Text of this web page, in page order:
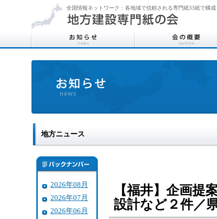
全国情報ネットワーク：各地域で信頼される専門紙33紙で構成
地方ニュース
2026年08月
2026年07月
2026年06月
【福井】企画提
設計など２件